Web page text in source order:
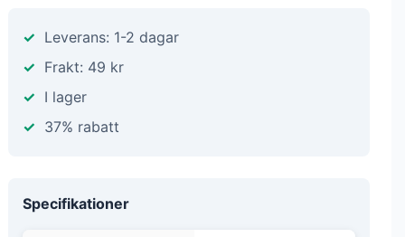
Leverans: 1-2 dagar
Frakt: 49 kr
I lager
37% rabatt
Specifikationer